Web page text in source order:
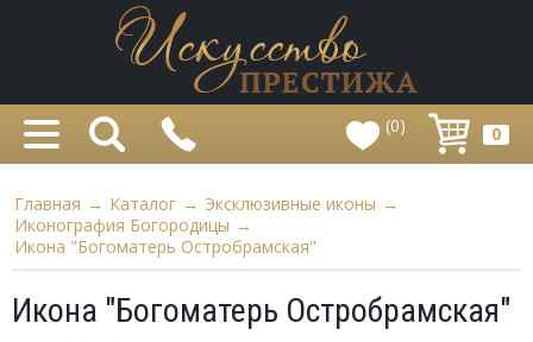
(0) 0
Главная → Каталог → Эксклюзивные иконы →
Иконография Богородицы →
Икона "Богоматерь Остробрамская"
Икона "Богоматерь Остробрамская"